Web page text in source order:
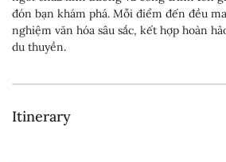
đón bạn khám phá. Mỗi điểm đến đều
nghiệm văn hóa sâu sắc, kết hợp hoàn
du thuyền.
Itinerary